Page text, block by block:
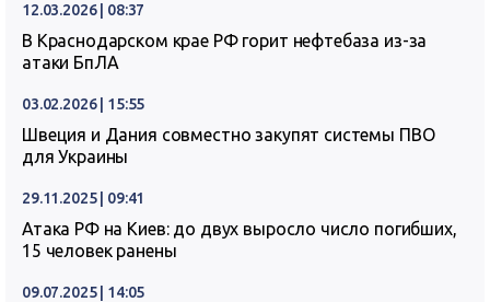
12.03.2026 | 08:37
В Краснодарском крае РФ горит нефтебаза из-за
атаки БпЛА
03.02.2026 | 15:55
Швеция и Дания совместно закупят системы ПВО
для Украины
29.11.2025 | 09:41
Атака РФ на Киев: до двух выросло число погибших,
15 человек ранены
09.07.2025 | 14:05